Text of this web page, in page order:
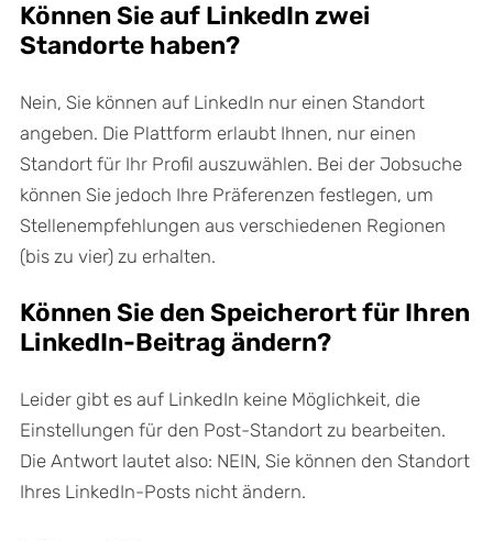
Können Sie auf LinkedIn zwei
Standorte haben?
Nein, Sie können auf LinkedIn nur einen Standort
angeben. Die Plattform erlaubt Ihnen, nur einen
Standort für Ihr Profil auszuwählen. Bei der Jobsuche
können Sie jedoch Ihre Präferenzen festlegen, um
Stellenempfehlungen aus verschiedenen Regionen
(bis zu vier) zu erhalten.
Können Sie den Speicherort für Ihren
LinkedIn-Beitrag ändern?
Leider gibt es auf LinkedIn keine Möglichkeit, die
Einstellungen für den Post-Standort zu bearbeiten.
Die Antwort lautet also: NEIN, Sie können den Standort
Ihres LinkedIn-Posts nicht ändern.